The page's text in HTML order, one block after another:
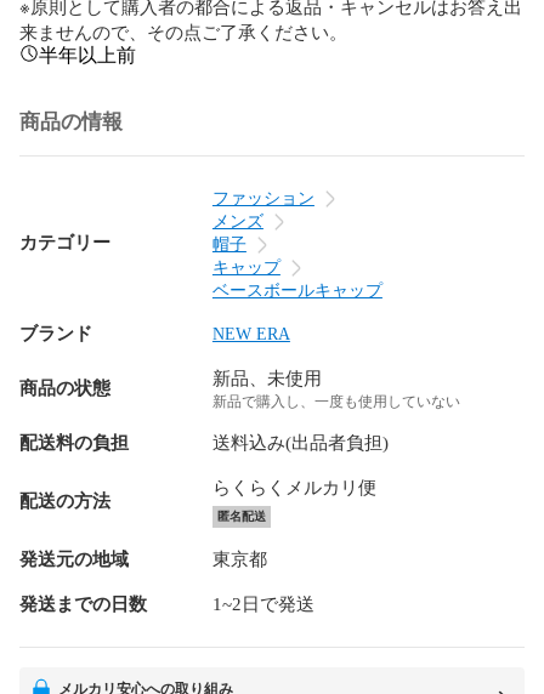
来ませんので、その点ご了承ください。
半年以上前
商品の情報
カテゴリー
ファッション
メンズ
帽子
キャップ
ベースボールキャップ
ブランド NEW ERA
商品の状態 新品、未使用
新品で購入し、一度も使用していない
配送料の負担 送料込み(出品者負担)
配送の方法
らくらくメルカリ便
匿名配送
発送元の地域 東京都
発送までの日数 1~2日で発送
メルカリ安心への取り組み